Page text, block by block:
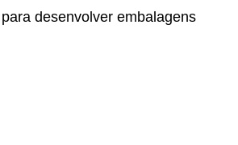
desenvolver embalagens